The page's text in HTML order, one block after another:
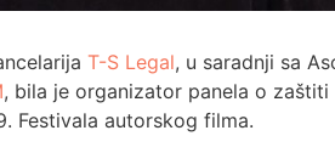
T-S Legal, u saradnji sa
, bila je organizator panela o
Festivala autorskog filma.